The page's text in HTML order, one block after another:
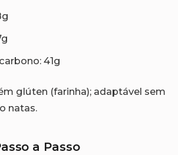
41g
glúten (farinha); adaptável sem
natas.
a Passo